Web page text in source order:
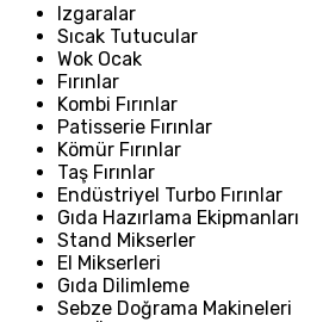
Izgaralar
Sıcak Tutucular
Wok Ocak
Fırınlar
Kombi Fırınlar
Patisserie Fırınlar
Kömür Fırınlar
Taş Fırınlar
Endüstriyel Turbo Fırınlar
Gıda Hazırlama Ekipmanları
Stand Mikserler
El Mikserleri
Gıda Dilimleme
Sebze Doğrama Makineleri